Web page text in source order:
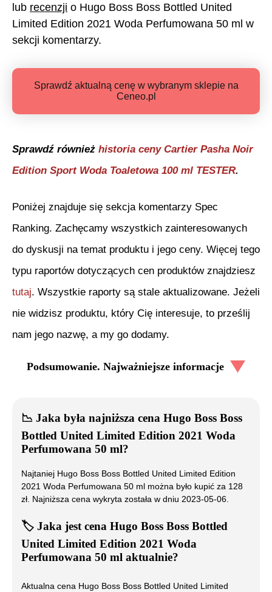
lub recenzji o Hugo Boss Boss Bottled United
Limited Edition 2021 Woda Perfumowana 50 ml w
sekcji komentarzy.
Sprawdź aktualną cenę w wybranym sklepie na
Ceneo.pl
Sprawdź również historia ceny Cartier Pasha Noir
Edition Sport Woda Toaletowa 100 ml TESTER.
Poniżej znajduje się sekcja komentarzy Spec
Ranking. Zachęcamy wszystkich zainteresowanych
do dyskusji na temat produktu i jego ceny. Więcej tego
typu raportów dotyczących cen produktów znajdziesz
tutaj. Wszystkie raporty są stale aktualizowane. Jeżeli
nie widzisz produktu, który Cię interesuje, to prześlij
nam jego nazwę, a my go dodamy.
Podsumowanie. Najważniejsze informacje
📉 Jaka była najniższa cena Hugo Boss Boss
Bottled United Limited Edition 2021 Woda
Perfumowana 50 ml?
Najtaniej Hugo Boss Boss Bottled United Limited Edition
2021 Woda Perfumowana 50 ml można było kupić za 128
zł. Najniższa cena wykryta została w dniu 2023-05-06
🏷️ Jaka jest cena Hugo Boss Boss Bottled
United Limited Edition 2021 Woda
Perfumowana 50 ml aktualnie?
Aktualna cena Hugo Boss Boss Bottled United Limited